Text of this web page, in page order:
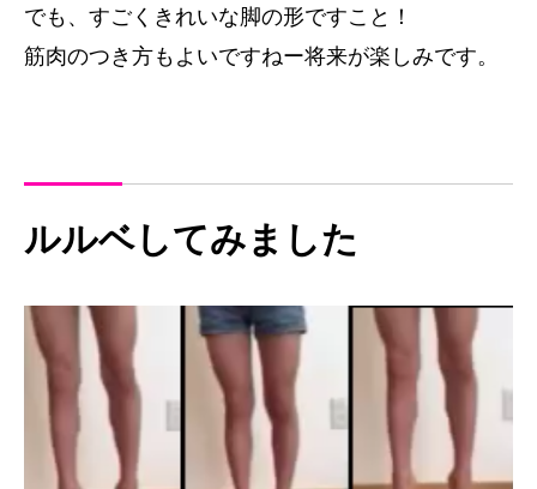
でも、すごくきれいな脚の形ですこと！
筋肉のつき方もよいですねー将来が楽しみです。
ルルベしてみました